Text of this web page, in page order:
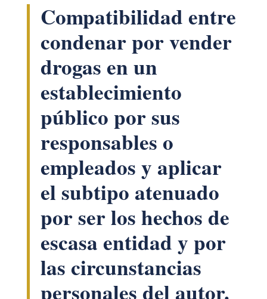
Compatibilidad entre
condenar por vender
drogas en un
establecimiento
público por sus
responsables o
empleados y aplicar
el subtipo atenuado
por ser los hechos de
escasa entidad y por
las circunstancias
personales del autor.